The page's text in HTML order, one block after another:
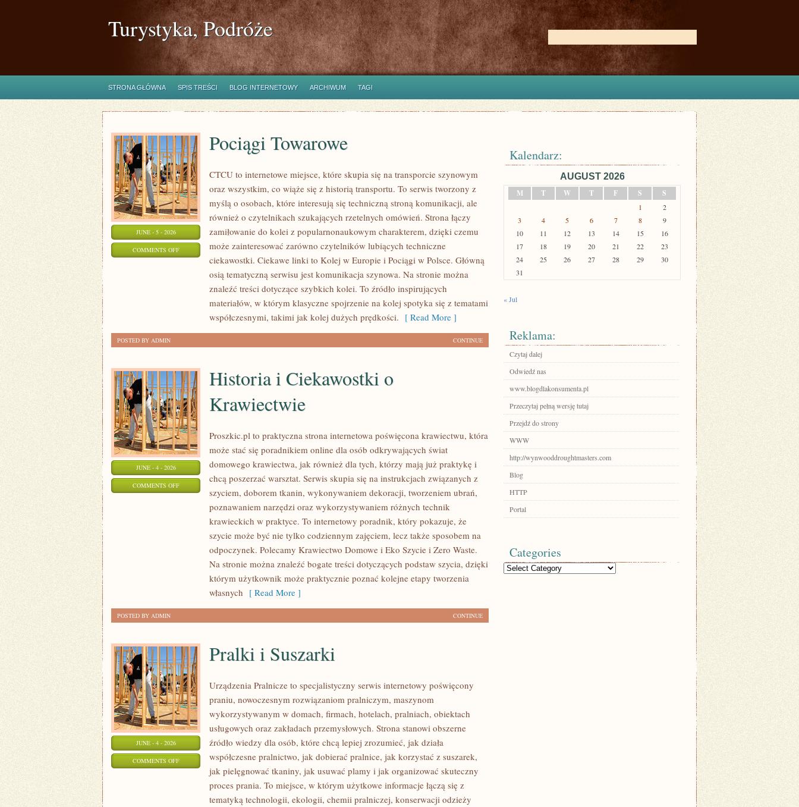
Turystyka, Podróże
STRONA GŁÓWNA SPIS TREŚCI BLOG INTERNETOWY ARCHIWUM TAGI
JUNE - 5 - 2026
COMMENTS OFFON
TOWAROWE
Pociągi Towarowe
CTCU to internetowe miejsce, które skupia się na transporcie szynowym
oraz wszystkim, co wiąże się z historią transportu. To serwis tworzony z
myślą o osobach, które interesują się techniczną stroną komunikacji, ale
również o czytelnikach szukających rzetelnych omówień. Strona łączy
zamiłowanie do kolei z popularnonaukowym charakterem, dzięki czemu
może zainteresować zarówno czytelników lubiących techniczne
ciekawostki. Ciekawe linki to Kolej w Europie i Pociągi w Polsce. Główną
osią tematyczną serwisu jest komunikacja szynowa. Na stronie można
znaleźć treści dotyczące szybkich kolei. To źródło inspirujących
materiałów, w którym klasyczne spojrzenie na kolej spotyka się z tematami
współczesnymi, takimi jak kolej dużych prędkości. [ Read More ]
CONTINUE
POSTED BY ADMIN
JUNE - 4 - 2026
COMMENTS OFFON
Historia i Ciekawostki o
Krawiectwie
Proszkic.pl to praktyczna strona internetowa poświęcona krawiectwu, która
może stać się poradnikiem online dla osób odkrywających świat
domowego krawiectwa, jak również dla tych, którzy mają już praktykę i
chcą poszerzać warsztat. Serwis skupia się na instrukcjach związanych z
szyciem, doborem tkanin, wykonywaniem dekoracji, tworzeniem ubrań,
poznawaniem narzędzi oraz wykorzystywaniem różnych technik
krawieckich w praktyce. To internetowy poradnik, który pokazuje, że
szycie może być nie tylko codziennym zajęciem, lecz także sposobem na
odpoczynek. Polecamy Krawiectwo Domowe i Eko Szycie i Zero Waste.
Na stronie można znaleźć bogate treści dotyczących podstaw szycia, dzięki
którym użytkownik może praktycznie poznać kolejne etapy tworzenia
własnych [ Read More ]
CONTINUE
POSTED BY ADMIN
JUNE - 4 - 2026
COMMENTS OFFON
Pralki i Suszarki
Urządzenia Pralnicze to specjalistyczny serwis internetowy poświęcony
praniu, nowoczesnym rozwiązaniom pralniczym, maszynom
wykorzystywanym w domach, firmach, hotelach, pralniach, obiektach
usługowych oraz zakładach przemysłowych. Strona stanowi obszerne
źródło wiedzy dla osób, które chcą lepiej zrozumieć, jak działa
współczesne pralnictwo, jak dobierać pralnice, jak korzystać z suszarek,
jak pielęgnować tkaniny, jak usuwać plamy i jak organizować skuteczny
proces prania. To miejsce, w którym użytkowe informacje łączą się z
tematyką technologii, ekologii, chemii pralniczej, konserwacji odzieży
Kalendarz:
AUGUST 2026
M
T W T F S S
1
2
3
4 5 6 7 8
9
10
11 12 13 14 15
16
17
18 19 20 21 22
23
24
25 26 27 28 29
30
31
« Jul
Reklama:
Czytaj dalej
Odwiedź nas
www.blogdlakonsumenta.pl
Przeczytaj pełną wersję tutaj
Przejdź do strony
WWW
http://wynwooddroughtmasters.com
Blog
HTTP
Portal
Categories
Categories